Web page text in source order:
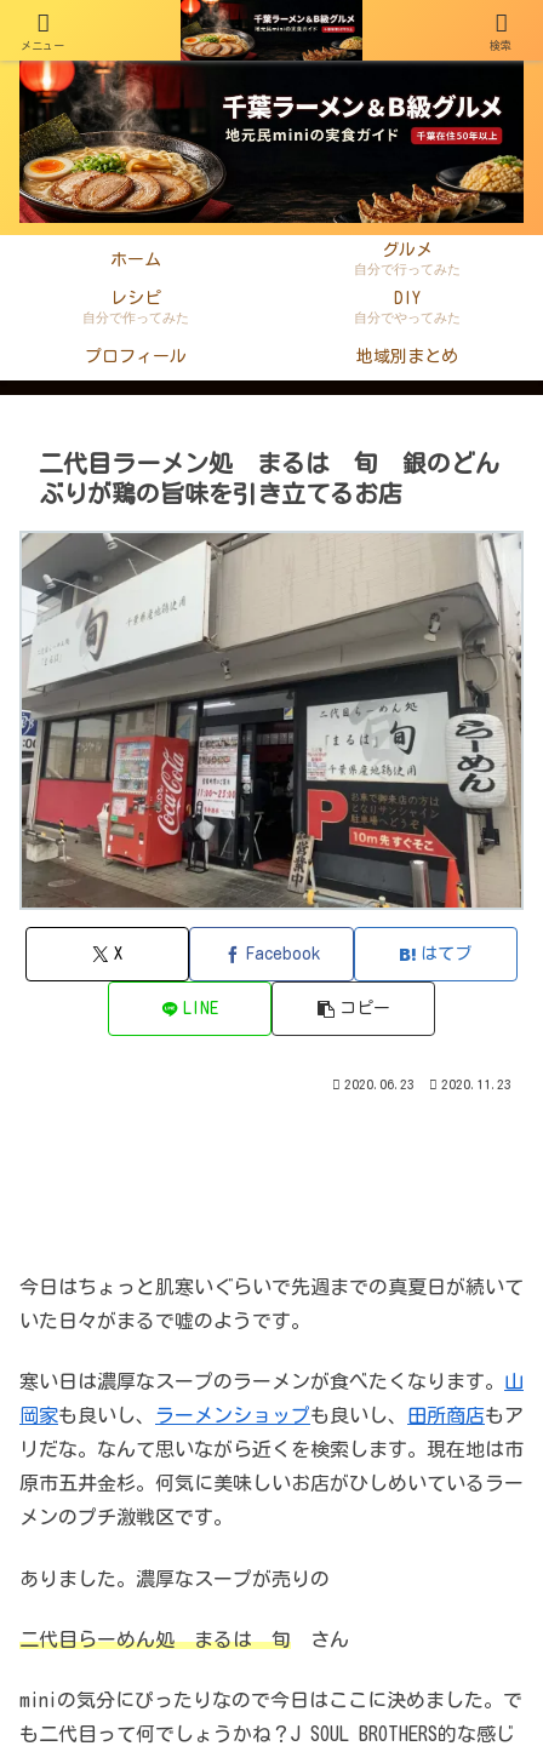
千葉在住50年以上のminiがラーメン・町中華・B級グルメを本音レビュー
ホーム
グルメ
自分で行ってみた
レシピ
自分で作ってみた
DIY
自分でやってみた
プロフィール 地域別まとめ
二代目ラーメン処 まるは 旬 銀のどん
ぶりが鶏の旨味を引き立てるお店
X Facebook はてブ
LINE コピー
2020.06.23 2020.11.23
今日はちょっと肌寒いぐらいで先週までの真夏日が続いて
いた日々がまるで嘘のようです。
寒い日は濃厚なスープのラーメンが食べたくなります。 山
岡家も良いし、 ラーメンショップも良いし、 田所商店もア
リだな。なんて思いながら近くを検索します。現在地は市
原市五井金杉。何気に美味しいお店がひしめいているラー
メンのプチ激戦区です。
ありました。濃厚なスープが売りの
二代目らーめん処 まるは 旬 さん
miniの気分にぴったりなので今日はここに決めました。で
も二代目って何でしょうかね？J SOUL BROTHERS的な感じ
メニュー 検索